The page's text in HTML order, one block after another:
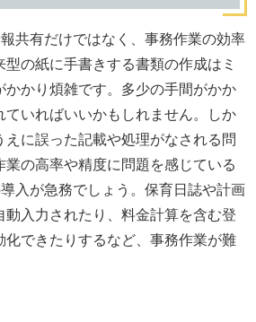
共有だけではなく、事務作業の効率
の紙に手書きする書類の作成はミ
かかり煩雑です。多少の手間がかか
ていればいいかもしれません。しか
えに誤った記載や処理がなされる問
業の高率や精度に問題を感じている
入が急務でしょう。保育日誌や計画
動入力されたり、料金計算を含む登
化できたりするなど、事務作業が難